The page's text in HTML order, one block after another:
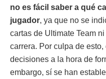
no es fácil saber a qué
jugador, ya que no se
cartas de Ultimate Team
carrera. Por culpa de
decisiones a la hora de
embargo, sí se han